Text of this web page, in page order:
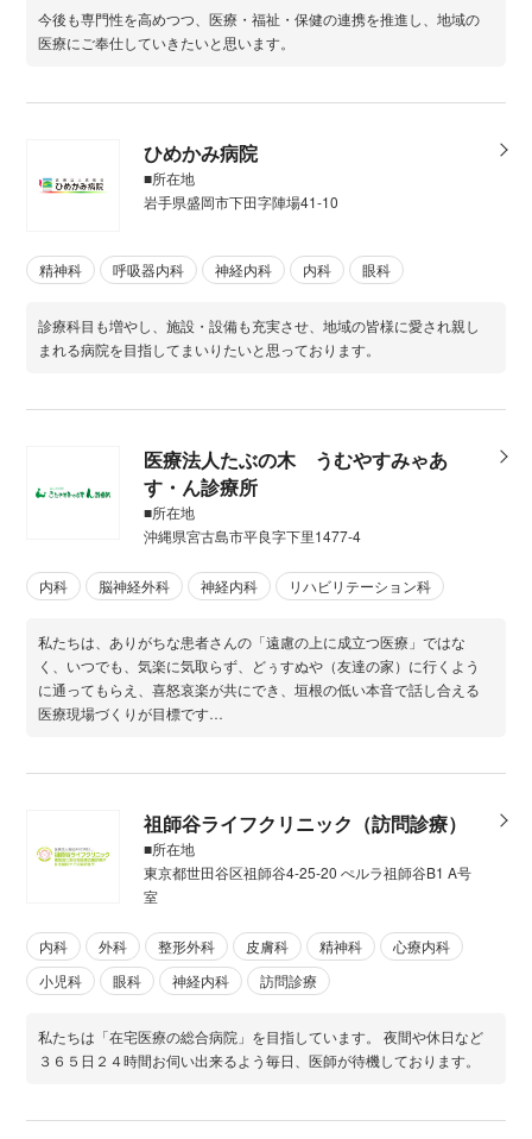
今後も専門性を高めつつ、医療・福祉・保健の連携を推進し、地域の
医療にご奉仕していきたいと思います。
ひめかみ病院
■所在地
岩手県盛岡市下田字陣場41-10
精神科 呼吸器内科 神経内科 内科 眼科
診療科目も増やし、施設・設備も充実させ、地域の皆様に愛され親し
まれる病院を目指してまいりたいと思っております。
医療法人たぶの木 うむやすみゃあ
す・ん診療所
■所在地
沖縄県宮古島市平良字下里1477-4
内科 脳神経外科 神経内科 リハビリテーション科
私たちは、ありがちな患者さんの「遠慮の上に成立つ医療」ではな
く、いつでも、気楽に気取らず、どぅすぬや（友達の家）に行くよう
に通ってもらえ、喜怒哀楽が共にでき、垣根の低い本音で話し合える
医療現場づくりが目標です…
祖師谷ライフクリニック（訪問診療）
■所在地
東京都世田谷区祖師谷4-25-20 ぺルラ祖師谷B1 A号
室
内科 外科 整形外科 皮膚科 精神科
心療内科
小児科
眼科 神経内科 訪問診療
私たちは「在宅医療の総合病院」を目指しています。 夜間や休日など
３６５日２４時間お伺い出来るよう毎日、医師が待機しております。